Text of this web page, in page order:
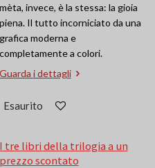
mèta, invece, è la stessa: la gioia
piena. Il tutto incorniciato da una
grafica moderna e
completamente a colori.
Guarda i dettagli
Esaurito
I tre libri della trilogia a un
prezzo scontato